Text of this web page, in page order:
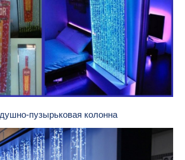
пузырьковая колонна